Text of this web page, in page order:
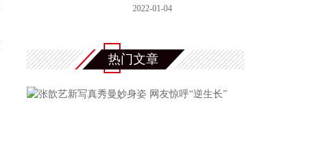
档创新型老
2022-01-04
热门文章